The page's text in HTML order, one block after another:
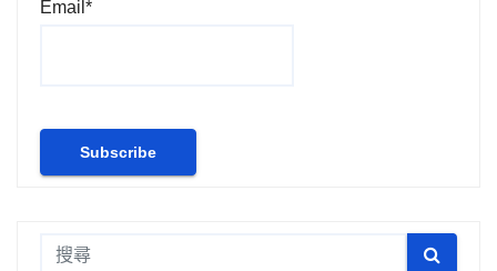
Email*